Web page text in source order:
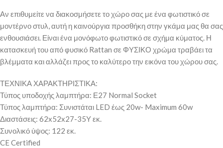
Αν επιθυμείτε να διακοσμήσετε το χώρο σας με ένα φωτιστικό σε
μοντέρνο στυλ, αυτή η καινούργια προσθήκη στην γκάμα μας θα σας
ενθουσιάσει. Είναι ένα μονόφωτο φωτιστικό σε σχήμα κύματος. Η
κατασκευή του από φυσικό Rattan σε ΦΥΣΙΚΟ χρώμα τραβάει τα
βλέμματα και αλλάζει προς το καλύτερο την εικόνα του χώρου σας.
ΤΕΧΝΙΚΑ ΧΑΡΑΚΤΗΡΙΣΤΙΚΑ:
Τύπος υποδοχής λαμπτήρα: Ε27 Normal Socket
Τύπος λαμπτήρα: Συνιστάται LED έως 20w- Maximum 60w
Διαστάσεις: 62x52x27-35Υ εκ.
Συνολικό ύψος: 122 εκ.
CE Certified